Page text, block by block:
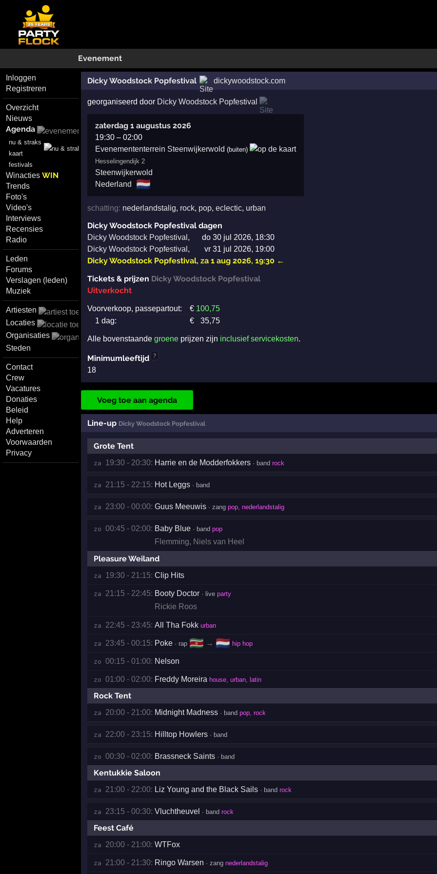
Evenement
Inloggen
Registreren
Overzicht
Nieuws
Agenda
nu & straks
kaart
festivals
WinactiesWIN
Trends
Foto's
Video's
Interviews
Recensies
Radio
Leden
Forums
Verslagen (leden)
Muziek
Artiesten
Locaties
Organisaties
Steden
Contact
Crew
Vacatures
Donaties
Beleid
Help
Adverteren
Voorwaarden
Privacy
Dicky Woodstock Popfestival dickywoodstock.com
georganiseerd door Dicky Woodstock Popfestival
zaterdag 1 augustus 2026
19:30– 02:00
Evenemententerrein Steenwijkerwold (buiten)
Hesselingendijk 2
Steenwijkerwold
Nederland
🇳🇱
schatting: nederlandstalig, rock, pop, eclectic, urban
Dicky Woodstock Popfestival dagen
Dicky Woodstock Popfestival ,
do 30 jul 2026, 18:30
Dicky Woodstock Popfestival , vr 31 jul 2026, 19:00
Dicky Woodstock Popfestival, za 1 aug 2026, 19:30 ←
Tickets & prijzen Dicky Woodstock Popfestival
Uitverkocht
Voorverkoop, passepartout: € 100,75
1 dag:
€ 35,75
Alle bovenstaande groeneprijzen zijn inclusief servicekosten.
Minimumleeftijd ?
18
Voeg toe aan agenda
Line-up Dicky Woodstock Popfestival
Grote Tent
za 19:30 - 20:30: Harrie en de Modderfokkers· band rock
za 21:15 - 22:15: Hot Leggs· band
za 23:00 - 00:00: Guus Meeuwis· zang pop, nederlandstalig
zo 00:45 - 02:00: Baby Blue· band pop
Flemming, Niels van Heel
Pleasure Weiland
za 19:30 - 21:15: Clip Hits
za 21:15 - 22:45: Booty Doctor· live party
Rickie Roos
za 22:45 - 23:45: All Tha Fokk urban
za 23:45 - 00:15: Poke· rap 🇸🇷 → 🇳🇱 hip hop
zo 00:15 - 01:00: Nelson
zo 01:00 - 02:00: Freddy Moreira house, urban, latin
Rock Tent
za 20:00 - 21:00: Midnight Madness· band pop, rock
za 22:00 - 23:15: Hilltop Howlers· band
zo 00:30 - 02:00: Brassneck Saints· band
Kentukkie Saloon
za 21:00 - 22:00: Liz Young and the Black Sails· band rock
za 23:15 - 00:30: Vluchtheuvel · band rock
Feest Café
za 20:00 - 21:00: WTFox
za 21:00 - 21:30: Ringo Warsen · zang nederlandstalig